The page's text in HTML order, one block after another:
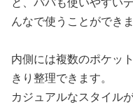
んなで使うことができま
内側には複数のポケッ
きり整理できます。
カジュアルなスタイル